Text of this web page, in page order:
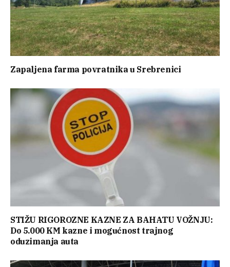
Zapaljena farma povratnika u Srebrenici
STIŽU RIGOROZNE KAZNE ZA BAHATU VOŽNJU:
Do 5.000 KM kazne i mogućnost trajnog
oduzimanja auta